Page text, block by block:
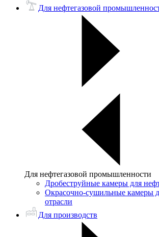
Для нефтегазовой
Для нефтегазовой промышленности
Дробеструйные камеры для
Окрасочно-сушильные камеры
отрасли
Для производств